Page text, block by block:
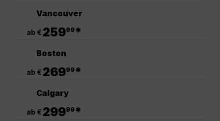
Vancouver
ab € 25999*
Boston
ab € 26999*
Calgary
ab € 29999*